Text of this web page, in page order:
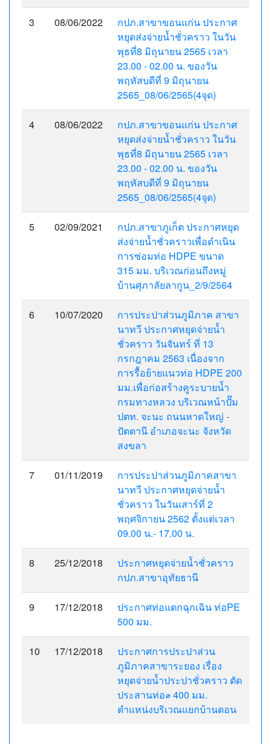
3 08/06/2022
กปภ.สาขาขอนแก่น ประกาศ
หยุดส่งจ่ายน้ำชั่วคราว ในวัน
พุธที่8 มิถุนายน 2565 เวลา
23.00 - 02.00 น. ของวัน
พฤหัสบดีที่ 9 มิถุนายน
2565_08/06/2565(4จุด)
4 08/06/2022
กปภ.สาขาขอนแก่น ประกาศ
หยุดส่งจ่ายน้ำชั่วคราว ในวัน
พุธที่8 มิถุนายน 2565 เวลา
23.00 - 02.00 น. ของวัน
พฤหัสบดีที่ 9 มิถุนายน
2565_08/06/2565(4จุด)
5 02/09/2021
กปภ.สาขาภูเก็ต ประกาศหยุด
ส่งจ่ายน้ำชั่วคราวเพื่อดำเนิน
การซ่อมท่อ HDPE ขนาด
315 มม. บริเวณก่อนถึงหมู่
บ้านศุภาลัยลากูน_2/9/2564
6 10/07/2020
การประปาส่วนภูมิภาค สาขา
นาทวี ประกาศหยุดจ่ายน้ำ
ชั่วคราว วันจันทร์ ที่ 13
กรกฎาคม 2563 เนื่องจาก
การรื้อย้ายแนวท่อ HDPE 200
มม.เพื่อก่อสร้างคูระบายน้ำ
กรมทางหลวง บริเวณหน้าปั๊ม
ปตท. จะนะ ถนนหาดใหญ่ -
ปัตตานี อำเภอจะนะ จังหวัด
สงขลา
7 01/11/2019
การประปาส่วนภูมิภาคสาขา
นาทวี ประกาศหยุดจ่ายน้ำ
ชั่วคราว ในวันเสาร์ที่ 2
พฤศจิกายน 2562 ตั้งแต่เวลา
09.00 น.- 17.00 น.
8 25/12/2018
ประกาศหยุดจ่ายน้ำชั่วคราว
กปภ.สาขาอุทัยธานี
9 17/12/2018
ประกาศท่อแตกฉุกเฉิน ท่อPE
500 มม.
10 17/12/2018
ประกาศการประปาส่วน
ภูมิภาคสาขาระยอง เรื่อง
หยุดจ่ายน้ำประปาชั่วคราว ตัด
ประสานท่อ⌀ 400 มม.
ตำแหน่งบริเวณแยกบ้านดอน